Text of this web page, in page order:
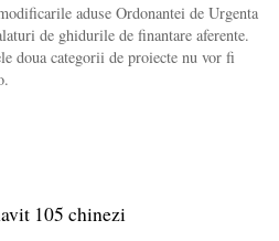
aduse Ordonantei de Urgenta
de ghidurile de finantare aferente.
doua categorii de proiecte nu vor fi
105 chinezi